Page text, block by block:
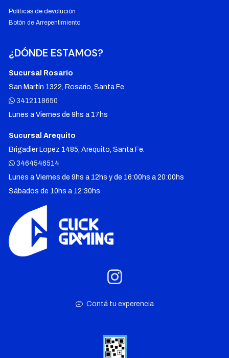
Políticas de devolución
Botón de Arrepentimiento
¿DÓNDE ESTAMOS?
Sucursal Rosario
San Martín 1322, Rosario, Santa Fe.
3412118650
Lunes a Viernes de 9hs a 17hs
Sucursal Arequito
Brigadier Lopez 1485, Arequito, Santa Fe.
3464546514
Lunes a Viernes de 9hs a 12hs y de 16:00hs a 20:00hs
Sábados de 10hs a 12:30hs
Contá tu experencia